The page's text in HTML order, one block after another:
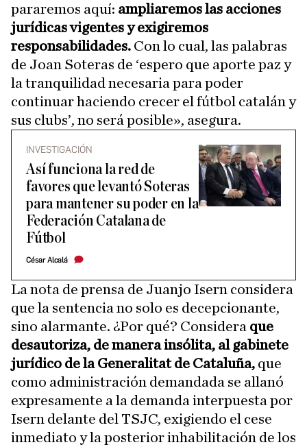
pararemos aquí: ampliaremos las acciones
jurídicas vigentes y exigiremos
responsabilidades. Con lo cual, las palabras
de Joan Soteras de ‘espero que aporte paz y
la tranquilidad necesaria para poder
continuar haciendo crecer el fútbol catalán y
sus clubs’, no será posible», asegura.
INVESTIGACIÓN
Así funciona la red de
favores que levantó Soteras
para mantener su poder en la
Federación Catalana de
Fútbol
César Alcalá
La nota de prensa de Juanjo Isern considera
que la sentencia no solo es decepcionante,
sino alarmante. ¿Por qué? Considera que
desautoriza, de manera insólita, al gabinete
jurídico de la Generalitat de Cataluña, que
como administración demandada se allanó
expresamente a la demanda interpuesta por
Isern delante del TSJC, exigiendo el cese
inmediato y la posterior inhabilitación de los